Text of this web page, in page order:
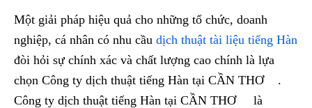
Một giải pháp hiệu quả cho những tổ chức, doanh
nghiệp, cá nhân có nhu cầu dịch thuật tài liệu tiếng Hàn
đòi hỏi sự chính xác và chất lượng cao chính là lựa
chọn Công ty dịch thuật tiếng Hàn tại CẦN THƠ .
Công ty dịch thuật tiếng Hàn tại CẦN THƠ là